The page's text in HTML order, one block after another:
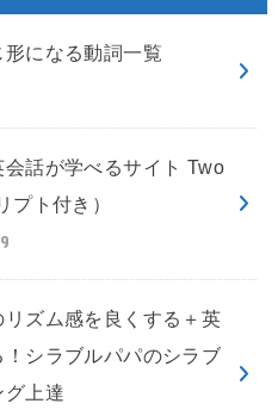
になる動詞一覧
話が学べるサイト Two
ト付き）
ズム感を良くする＋英
シラブルパパのシラブ
グ上達